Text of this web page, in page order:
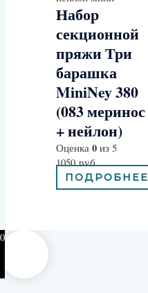
Набор
секционной
пряжи Три
барашка
MiniNey 380
(083 меринос
+ нейлон)
Оценка 0из 5
1050руб
ПОДРОБНЕЕ
0